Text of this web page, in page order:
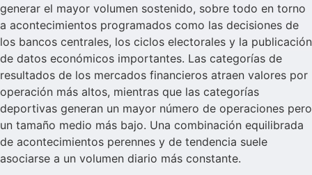
generar el mayor volumen sostenido, sobre todo en torno
a acontecimientos programados como las decisiones de
los bancos centrales, los ciclos electorales y la publicación
de datos económicos importantes. Las categorías de
resultados de los mercados financieros atraen valores por
operación más altos, mientras que las categorías
deportivas generan un mayor número de operaciones pero
un tamaño medio más bajo. Una combinación equilibrada
de acontecimientos perennes y de tendencia suele
asociarse a un volumen diario más constante.